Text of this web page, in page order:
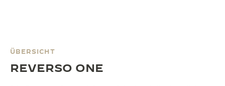
ÜBERSICHT
REVERSO ONE